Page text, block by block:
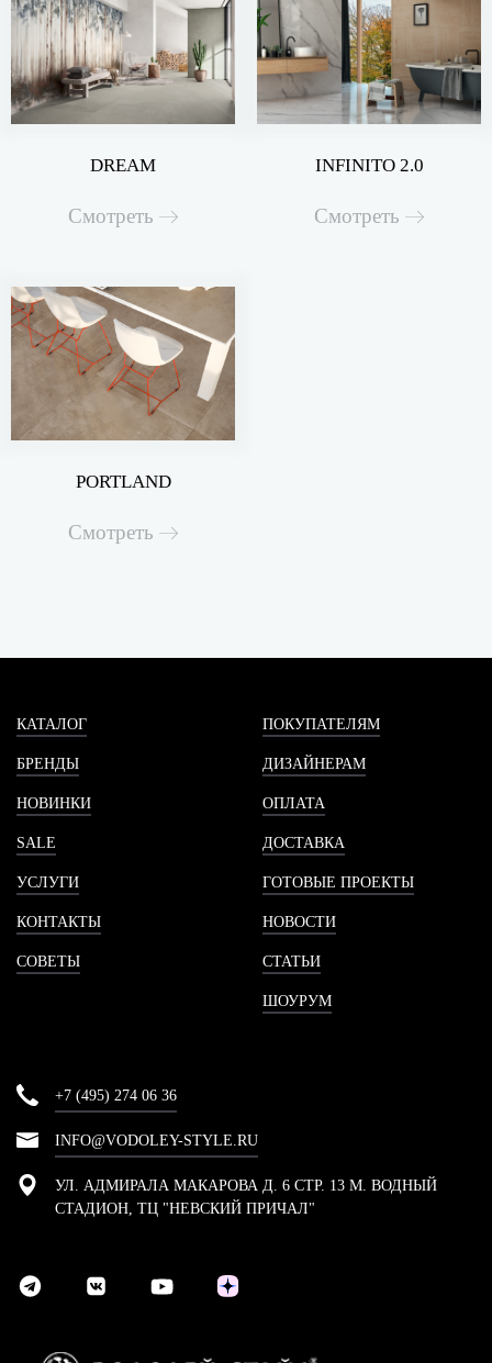
DREAM
Смотреть
INFINITO 2.0
Смотреть
PORTLAND
Смотреть
КАТАЛОГ
БРЕНДЫ
НОВИНКИ
SALE
УСЛУГИ
КОНТАКТЫ
СОВЕТЫ
ПОКУПАТЕЛЯМ
ДИЗАЙНЕРАМ
ОПЛАТА
ДОСТАВКА
ГОТОВЫЕ ПРОЕКТЫ
НОВОСТИ
СТАТЬИ
ШОУРУМ
+7 (495) 274 06 36
INFO@VODOLEY-STYLE.RU
УЛ. АДМИРАЛА МАКАРОВА Д. 6 СТР. 13 М. ВОДНЫЙ
СТАДИОН, ТЦ "НЕВСКИЙ ПРИЧАЛ"